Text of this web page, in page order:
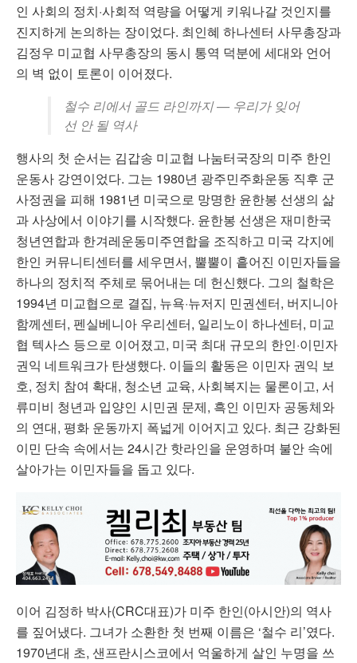
인 사회의 정치·사회적 역량을 어떻게 키워나갈 것인지를
진지하게 논의하는 장이었다. 최인혜 하나센터 사무총장과
김정우 미교협 사무총장의 동시 통역 덕분에 세대와 언어
의 벽 없이 토론이 이어졌다.
철수 리에서 골드 라인까지 — 우리가 잊어
선 안 될 역사
행사의 첫 순서는 김갑송 미교협 나눔터국장의 미주 한인
운동사 강연이었다. 그는 1980년 광주민주화운동 직후 군
사정권을 피해 1981년 미국으로 망명한 윤한봉 선생의 삶
과 사상에서 이야기를 시작했다. 윤한봉 선생은 재미한국
청년연합과 한겨레운동미주연합을 조직하고 미국 각지에
한인 커뮤니티센터를 세우면서, 뿔뿔이 흩어진 이민자들을
하나의 정치적 주체로 묶어내는 데 헌신했다. 그의 철학은
1994년 미교협으로 결집, 뉴욕·뉴저지 민권센터, 버지니아
함께센터, 펜실베니아 우리센터, 일리노이 하나센터, 미교
협 텍사스 등으로 이어졌고, 미국 최대 규모의 한인·이민자
권익 네트워크가 탄생했다. 이들의 활동은 이민자 권익 보
호, 정치 참여 확대, 청소년 교육, 사회복지는 물론이고, 서
류미비 청년과 입양인 시민권 문제, 흑인 이민자 공동체와
의 연대, 평화 운동까지 폭넓게 이어지고 있다. 최근 강화된
이민 단속 속에서는 24시간 핫라인을 운영하며 불안 속에
살아가는 이민자들을 돕고 있다.
이어 김정하 박사(CRC대표)가 미주 한인(아시안)의 역사
를 짚어냈다. 그녀가 소환한 첫 번째 이름은 ‘철수 리’였다.
1970년대 초, 샌프란시스코에서 억울하게 살인 누명을 쓰